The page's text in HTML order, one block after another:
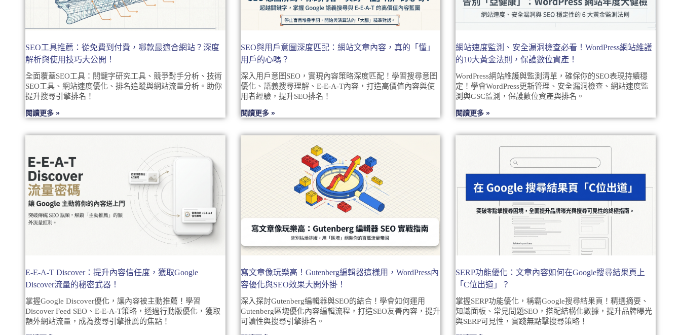
SEO工具推薦：從免費到付費，哪款最適合網站？深度
解析與使用技巧大公開！
全面覆蓋SEO工具：關鍵字研究工具、競爭對手分析、技術
SEO工具、網站速度優化、排名追蹤與網站流量分析。助你
提升搜尋引擎排名！
閱讀更多 »
SEO與用戶意圖深度匹配：網站文章內容，真的「懂」
用戶的心嗎？
深入用戶意圖SEO，實現內容策略深度匹配！學習搜尋意圖
優化、語義搜尋理解、E-E-A-T內容，打造高價值內容與使
用者經驗，提升SEO排名！
閱讀更多 »
網站速度監測、安全漏洞檢查必看！WordPress網站維護
的10大黃金法則，保護數位資產！
WordPress網站維護與監測清單，確保你的SEO表現持續穩
定！學會WordPress更新管理、安全漏洞檢查、網站速度監
測與GSC監測，保護數位資產與排名。
閱讀更多 »
E-E-A-T Discover：提升內容信任度，獲取Google
Discover流量的秘密武器！
掌握Google Discover優化，讓內容被主動推薦！學習
Discover Feed SEO、E-E-A-T策略，透過行動版優化，獲取
額外網站流量，成為搜尋引擎推薦的焦點！
寫文章像玩樂高！Gutenberg編輯器這樣用，WordPress內
容優化與SEO效果大開外掛！
深入探討Gutenberg編輯器與SEO的結合！學會如何運用
Gutenberg區塊優化內容編輯流程，打造SEO友善內容，提升
可讀性與搜尋引擎排名。
SERP功能優化：文章內容如何在Google搜尋結果頁上
「C位出道」？
掌握SERP功能優化，稱霸Google搜尋結果頁！精選摘要、
知識面板、常見問題SEO，搭配結構化數據，提升品牌曝光
與SERP可見性，實踐無點擊搜尋策略！